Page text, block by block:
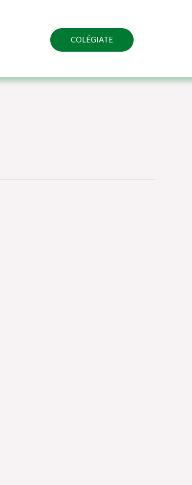
COLÉGIATE